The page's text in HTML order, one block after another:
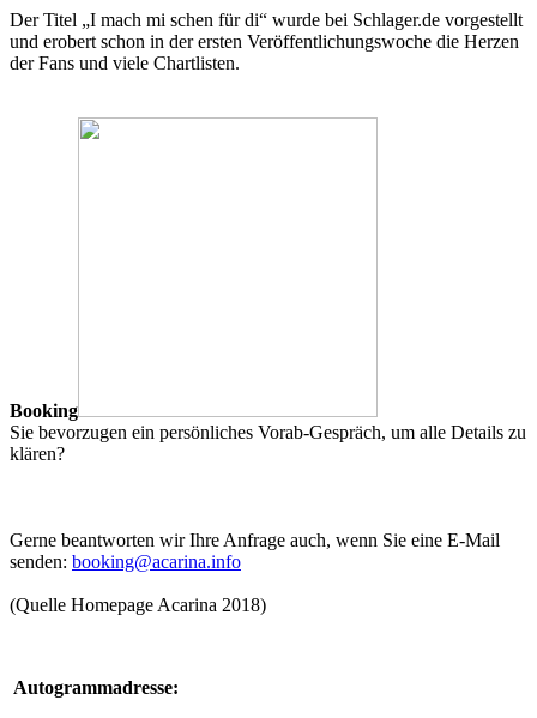
Der Titel „I mach mi schen für di“ wurde bei Schlager.de vorgestellt
und erobert schon in der ersten Veröffentlichungswoche die Herzen
der Fans und viele Chartlisten.
Booking
Sie bevorzugen ein persönliches Vorab-Gespräch, um alle Details zu
klären?
Gerne beantworten wir Ihre Anfrage auch, wenn Sie eine E-Mail
senden: booking@acarina.info
(Quelle Homepage Acarina 2018)
Autogrammadresse: